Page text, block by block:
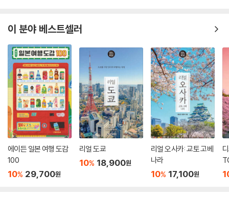
이 분야 베스트셀러
에이든 일본 여행 도감
100
10% 29,700원
리얼 도쿄
10% 18,900원
리얼 오사카: 교토 고베
나라
10% 17,100원